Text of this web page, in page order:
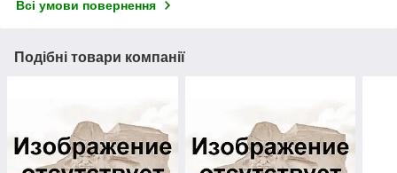
Всі умови повернення
Подібні товари компанії